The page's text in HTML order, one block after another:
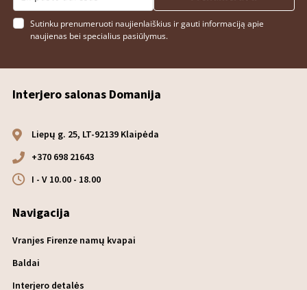
Sutinku prenumeruoti naujienlaiškius ir gauti informaciją apie
naujienas bei specialius pasiūlymus.
Interjero salonas Domanija
Liepų g. 25, LT-92139 Klaipėda
+370 698 21643
I - V 10.00 - 18.00
Navigacija
Vranjes Firenze namų kvapai
Baldai
Interjero detalės